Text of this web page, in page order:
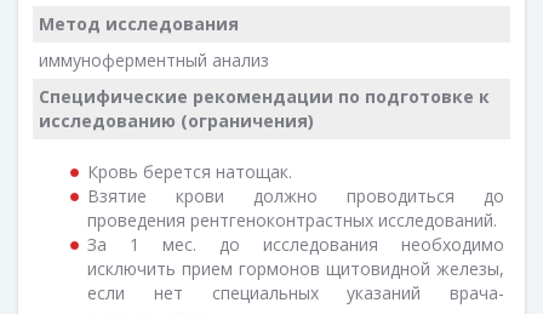
Метод исследования
иммуноферментный анализ
Специфические рекомендации по подготовке к
исследованию (ограничения)
Кровь берется натощак.
Взятие крови должно проводиться до
проведения рентгеноконтрастных исследований.
За 1 мес. до исследования необходимо
исключить прием гормонов щитовидной железы,
если нет специальных указаний врача-